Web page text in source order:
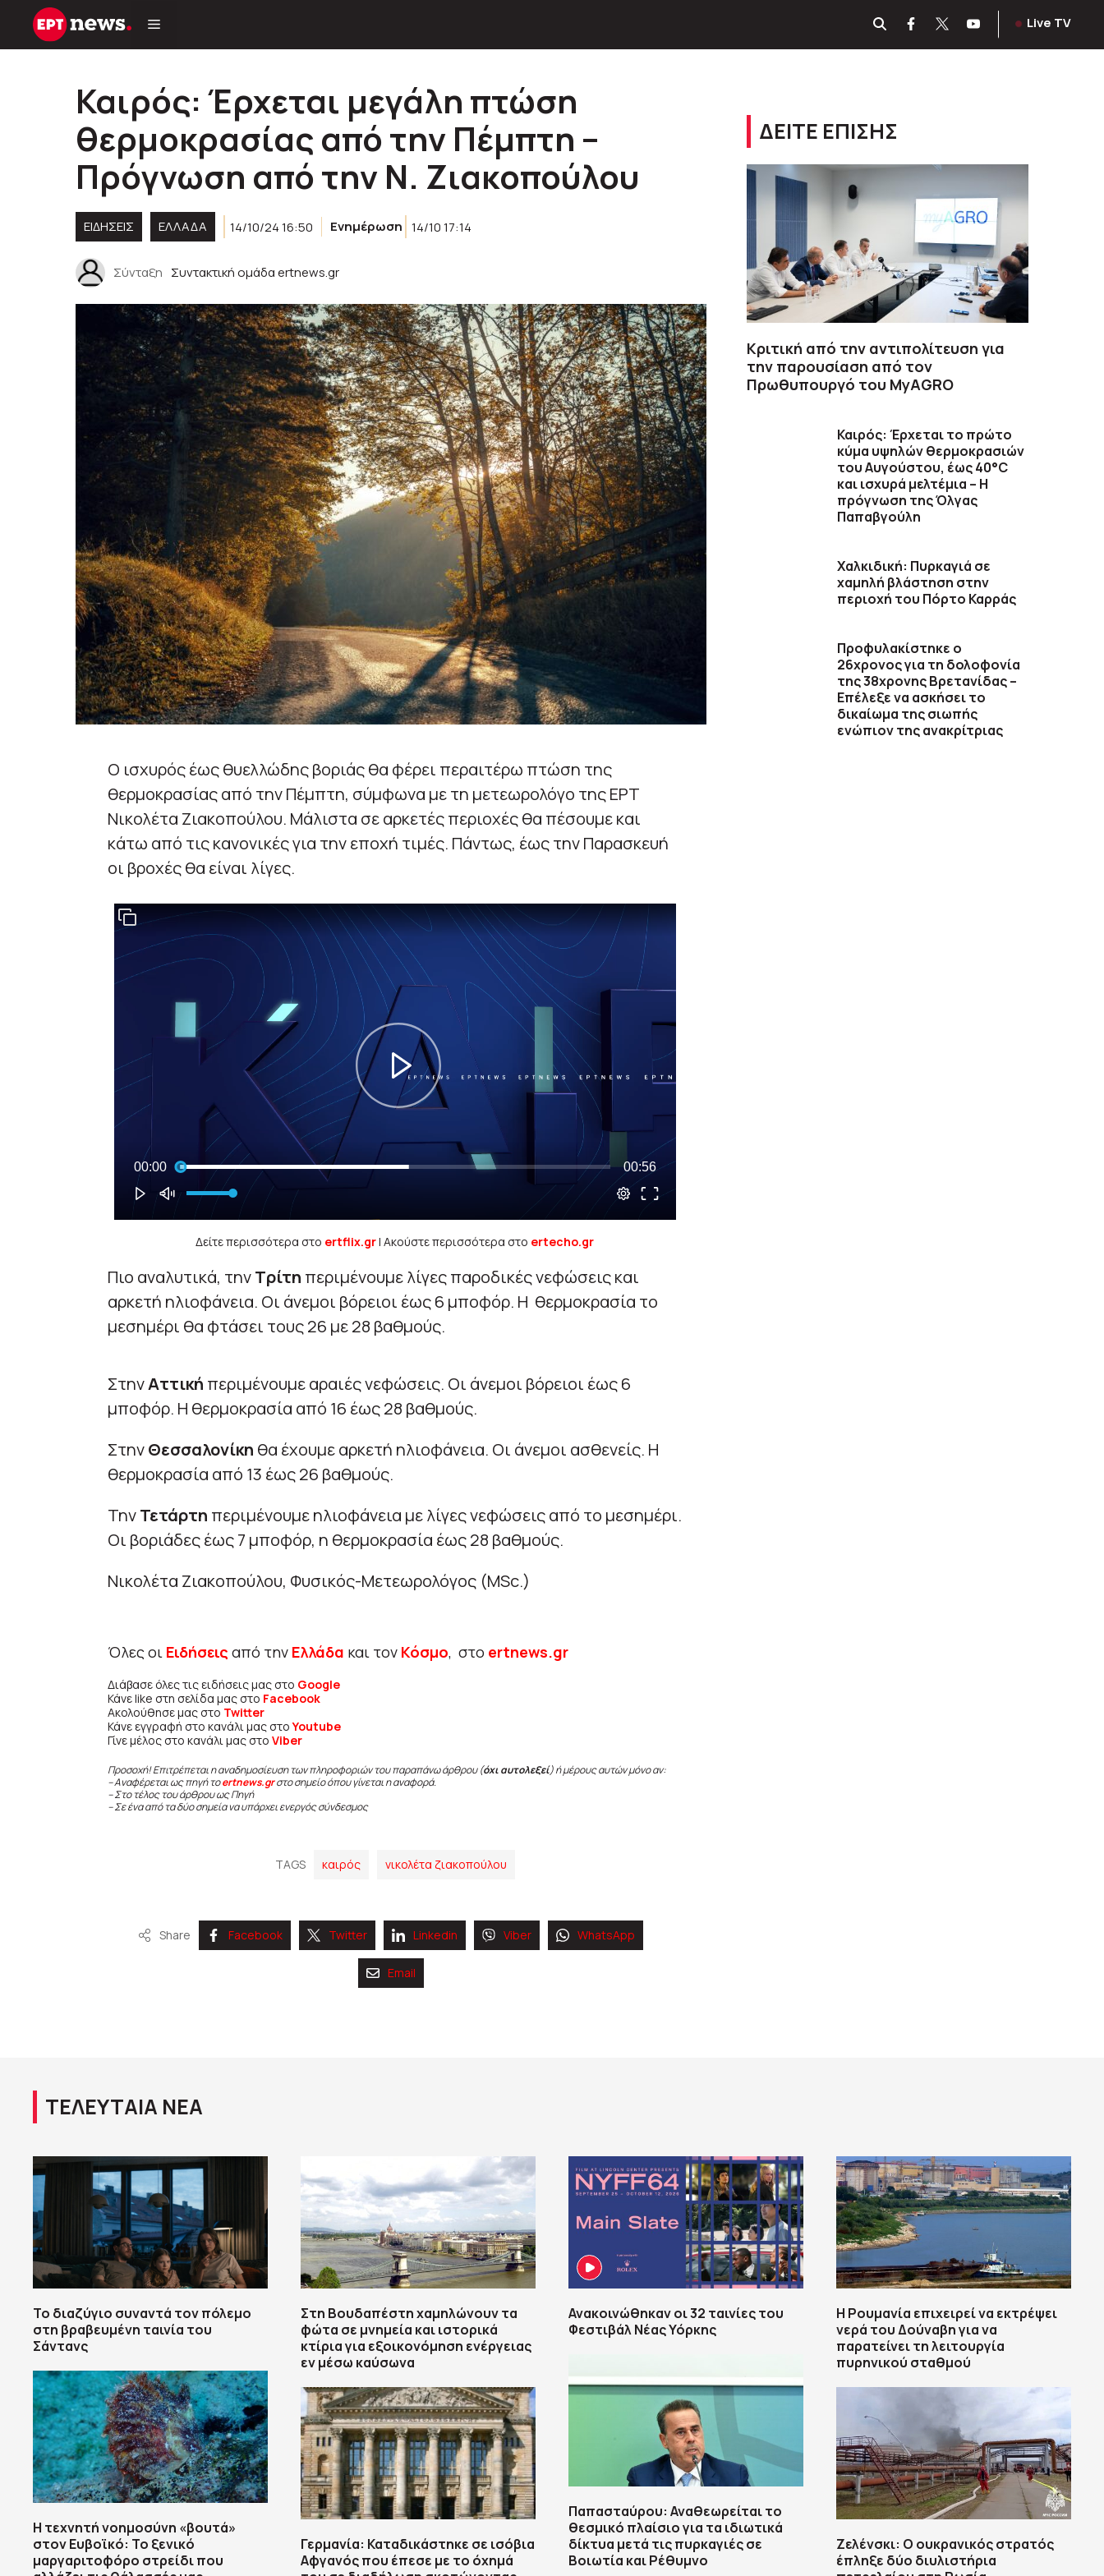
Μετάβαση
Live TV
Καιρός: Έρχεται μεγάλη πτώση
θερμοκρασίας από την Πέμπτη –
Πρόγνωση από την Ν. Ζιακοπούλου
ΕΙΔΗΣΕΙΣ ΕΛΛΑΔΑ 14/10/24 16:50 Ενημέρωση 14/10 17:14
Σύνταξη Συντακτική ομάδα ertnews.gr
Ο ισχυρός έως θυελλώδης βοριάς θα φέρει περαιτέρω πτώση της
θερμοκρασίας από την Πέμπτη, σύμφωνα με τη μετεωρολόγο της ΕΡΤ
Νικολέτα Ζιακοπούλου. Μάλιστα σε αρκετές περιοχές θα πέσουμε και
κάτω από τις κανονικές για την εποχή τιμές. Πάντως, έως την Παρασκευή
οι βροχές θα είναι λίγες.
Δείτε περισσότερα στο ertflix.gr| Ακούστε περισσότερα στο ertecho.gr
Πιο αναλυτικά, τηνΤρίτη περιμένουμε λίγες παροδικές νεφώσεις και
αρκετή ηλιοφάνεια. Οι άνεμοι βόρειοι έως 6 μποφόρ. Η θερμοκρασία το
μεσημέρι θα φτάσει τους 26 με 28 βαθμούς.
ΣτηνΑττική περιμένουμε αραιές νεφώσεις. Οι άνεμοι βόρειοι έως 6
μποφόρ. Η θερμοκρασία από 16 έως 28 βαθμούς.
ΣτηνΘεσσαλονίκη θα έχουμε αρκετή ηλιοφάνεια. Οι άνεμοι ασθενείς. Η
θερμοκρασία από 13 έως 26 βαθμούς.
ΤηνΤετάρτη περιμένουμε ηλιοφάνεια με λίγες νεφώσεις από το μεσημέρι.
Οι βοριάδες έως 7 μποφόρ, η θερμοκρασία έως 28 βαθμούς.
Νικολέτα Ζιακοπούλου, Φυσικός-Μετεωρολόγος (ΜSc.)
Όλες οι Ειδήσεις από την Ελλάδα και τον Κόσμο, στο ertnews.gr
Διάβασε όλες τις ειδήσεις μας στο Google
Κάνε like στη σελίδα μας στο Facebook
Ακολούθησε μας στο Twitter
Κάνε εγγραφή στο κανάλι μας στοYoutube
Γίνε μέλος στο κανάλι μας στο Viber
Προσοχή! Επιτρέπεται η αναδημοσίευση των πληροφοριών του παραπάνω άρθρου (όχι αυτολεξεί) ή μέρους αυτών μόνο αν:
– Αναφέρεται ως πηγή τοertnews.gr στο σημείο όπου γίνεται η αναφορά.
– Στο τέλος του άρθρου ως Πηγή
– Σε ένα από τα δύο σημεία να υπάρχει ενεργός σύνδεσμος
TAGS καιρός νικολέτα ζιακοπούλου
Share Facebook Twitter Linkedin Viber WhatsApp
Email
ΔΕΙΤΕ ΕΠΙΣΗΣ
Κριτική από την αντιπολίτευση για
την παρουσίαση από τον
Πρωθυπουργό του MyAGRO
Καιρός: Έρχεται το πρώτο
κύμα υψηλών θερμοκρασιών
του Αυγούστου, έως 40°C
και ισχυρά μελτέμια – Η
πρόγνωση της Όλγας
Παπαβγούλη
Χαλκιδική: Πυρκαγιά σε
χαμηλή βλάστηση στην
περιοχή του Πόρτο Καρράς
Προφυλακίστηκε ο
26χρονος για τη δολοφονία
της 38χρονης Βρετανίδας –
Επέλεξε να ασκήσει το
δικαίωμα της σιωπής
ενώπιον της ανακρίτριας
ΤΕΛΕΥΤΑΙΑ ΝΕΑ
Το διαζύγιο συναντά τον πόλεμο
στη βραβευμένη ταινία του
Σάντανς
Η τεχνητή νοημοσύνη «βουτά»
στον Ευβοϊκό: Το ξενικό
μαργαριτοφόρο στρείδι που
Στη Βουδαπέστη χαμηλώνουν τα
φώτα σε μνημεία και ιστορικά
κτίρια για εξοικονόμηση ενέργειας
εν μέσω καύσωνα
Γερμανία: Καταδικάστηκε σε ισόβια
Αφγανός που έπεσε με το όχημά
Ανακοινώθηκαν οι 32 ταινίες του
Φεστιβάλ Νέας Υόρκης
Παπασταύρου: Αναθεωρείται το
θεσμικό πλαίσιο για τα ιδιωτικά
δίκτυα μετά τις πυρκαγιές σε
Βοιωτία και Ρέθυμνο
Η Ρουμανία επιχειρεί να εκτρέψει
νερά του Δούναβη για να
παρατείνει τη λειτουργία
πυρηνικού σταθμού
Ζελένσκι: Ο ουκρανικός στρατός
έπληξε δύο διυλιστήρια